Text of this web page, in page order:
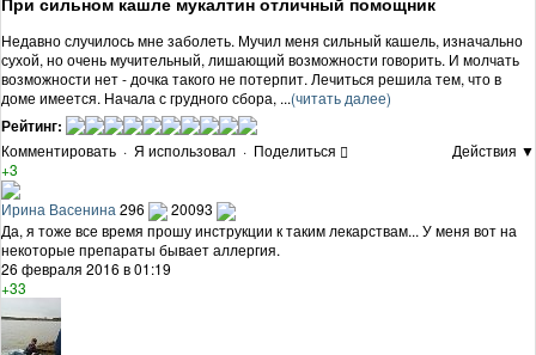
Недавно случилось мне заболеть. Мучил меня сильный кашель, изначально
сухой, но очень мучительный, лишающий возможности говорить. И молчать
возможности нет - дочка такого не потерпит. Лечиться решила тем, что в
доме имеется. Начала с грудного сбора, ...(читать далее)
Рейтинг:
Комментировать · Я использовал · Поделиться
Действия ▼
+3
Ирина Васенина 296
20093
Да, я тоже все время прошу инструкции к таким лекарствам... У меня вот на
некоторые препараты бывает аллергия.
26 февраля 2016 в 01:19
+33